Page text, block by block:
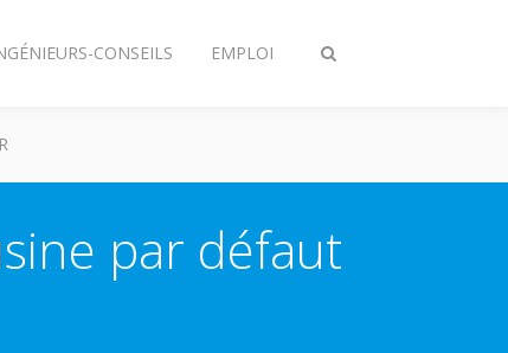
Afficher/masquer
CONSEILS EMPLOI
par défaut